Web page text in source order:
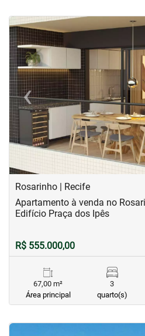
<<<<
‹Previous
Rosarinho | Recife
Apartamento à venda no
Edifício Praça dos Ipês
R$ 555.000,00
67,00 m²
Área principal
3
quarto(s)
<